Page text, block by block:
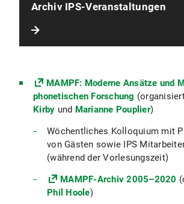
Archiv IPS-Veranstaltungen
MAMPF: Moderne Ansätze und
phonetischen Forschung
Kirby und Marianne Pouplier)
Wöchentliches Kolloquium mit
von Gästen sowie IPS
(während der Vorlesungszeit)
MAMPF-Archiv 2005–2020
Phil Hoole)